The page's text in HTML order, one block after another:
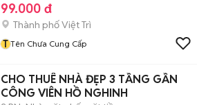
99.000 đ
Thành phố Việt Trì
T Tên Chưa Cung Cấp
CHO THUÊ NHÀ ĐẸP 3 TẦNG GẦN
CÔNG VIÊN HỒ NGHINH